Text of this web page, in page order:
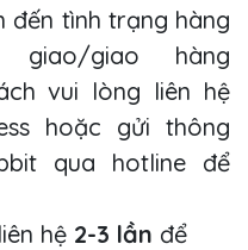
đến tình trạng hàng
giao/giao hàng
vui lòng liên hệ
hoặc gửi thông
qua hotline để
hệ 2-3 lần để